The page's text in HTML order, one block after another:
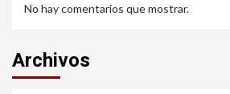
No hay comentarios que mostrar.
Archivos